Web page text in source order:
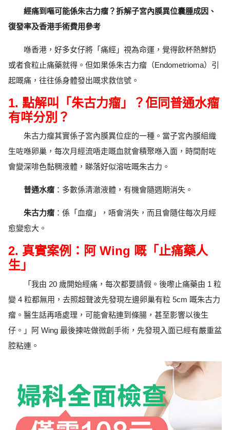
經痛到嘔可能係朱古力瘤？拆解子宮內膜異位囊腫成因、
復發率及香港手術費用參考
喺香港，好多女仔將「痛經」視為命運，覺得飲杯熱鮮奶
或者食粒止痛藥就得。但如果係朱古力瘤（Endometrioma）引
起嘅痛，往往係身體發出嘅求救信號。
1. 點解叫「朱古力瘤」？佢同普通水瘤
有咩分別？
朱古力瘤其實係子宮內膜異位症的一種。當子宮內膜組織
生咗喺卵巢，每次月經流唔走嘅血就會積聚喺入面，時間耐咗
會變深啡色黏稠液體，睇落好似溶咗嘅朱古力。
普通水瘤 ：多數係清澈液體，有機會隨週期消失。
朱古力瘤 ：係「血瘤」，唔會消失，而且會隨住每次月經
愈變愈大。
2. 真實案例：阿 Wing 嘅「止痛藥人
生」
「我由 20 歲開始經痛，每次都要請假。後嚟止痛藥由 1 粒
變 4 粒都無用，去照超聲波先發現左邊卵巢有粒 5cm 嘅朱古力
瘤。醫生話再唔處理，可能會粘連到條腸，甚至影響以後生
仔。」阿 Wing 最後揀咗做微創手術，先發現入面已經有嚴重盆
腔粘連。